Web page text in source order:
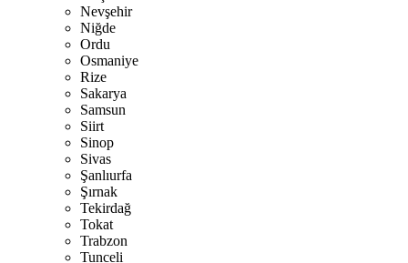
Nevşehir
Niğde
Ordu
Osmaniye
Rize
Sakarya
Samsun
Siirt
Sinop
Sivas
Şanlıurfa
Şırnak
Tekirdağ
Tokat
Trabzon
Tunceli